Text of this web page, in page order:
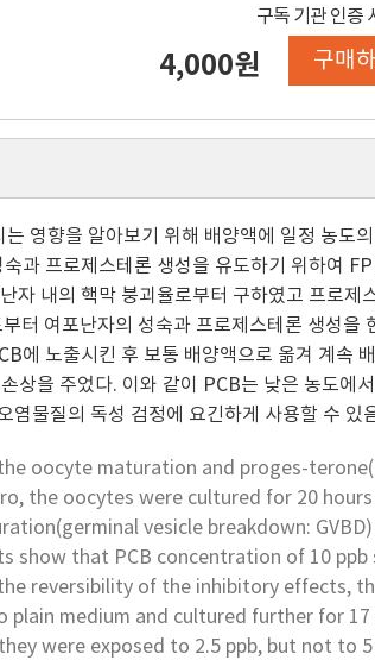
구독 기관 인증
4,000원 구매
영향을 알아보기 위해 배양액에 일정 농도
숙과 프로제스테론 생성을 유도하기 위하여
내의 핵막 붕괴율로부터 구하였고 프로제
터 여포난자의 성숙과 프로제스테론 생성을
에 노출시킨 후 보통 배양액으로 옮겨 계속
을 주었다. 이와 같이 PCB는 낮은 농도에
물질의 독성 검정에 요긴하게 사용할 수 있
oocyte maturation and proges-
the oocytes were cultured for 20
vesicle breakdown:
show that PCB concentration of 10 ppb
reversibility of the inhibitory effects,
medium and cultured further for 17
were exposed to 2.5 ppb, but not to 5